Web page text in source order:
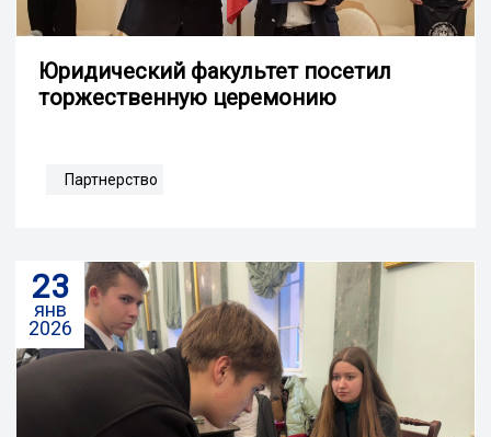
Юридический факультет посетил
торжественную церемонию
Партнерство
23
янв
2026